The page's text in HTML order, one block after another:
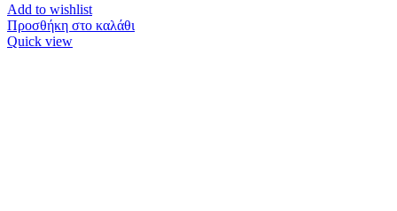
Add to wishlist
Προσθήκη στο καλάθι
Quick view